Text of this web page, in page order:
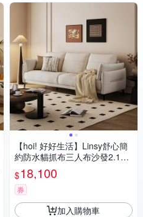
【hoi! 好好生活】Linsy舒心簡
約防水貓抓布三人布沙發2.18M
貝母白 BS103
$18,100
券
加入購物車